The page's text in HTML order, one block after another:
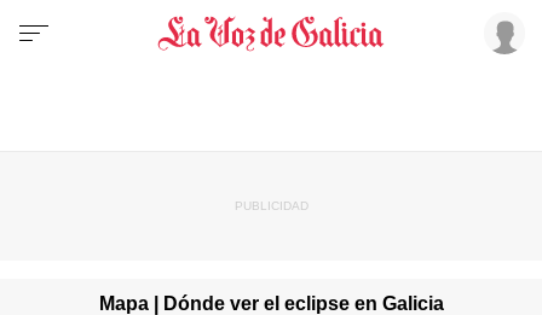
Mapa | Dónde ver el eclipse en Galicia